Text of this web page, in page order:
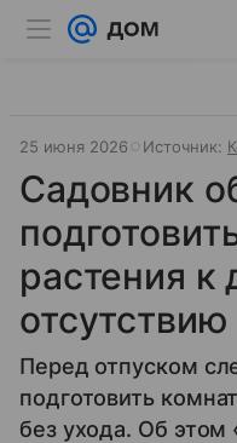
25 июня 2026 Источник:
Садовник
растения к
отсутствию
Перед отпуском
подготовить
без ухода. Об этом